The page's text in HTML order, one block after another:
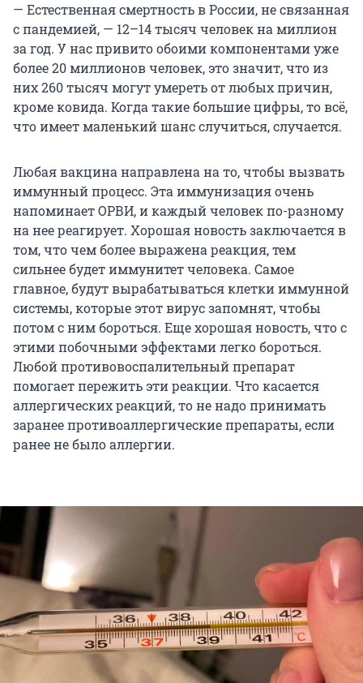
— Естественная смертность в России, не связанная
с пандемией, — 12–14 тысяч человек на миллион
за год. У нас привито обоими компонентами уже
более 20 миллионов человек, это значит, что из
них 260 тысяч могут умереть от любых причин,
кроме ковида. Когда такие большие цифры, то всё,
что имеет маленький шанс случиться, случается.
Любая вакцина направлена на то, чтобы вызвать
иммунный процесс. Эта иммунизация очень
напоминает ОРВИ, и каждый человек по-разному
на нее реагирует. Хорошая новость заключается в
том, что чем более выражена реакция, тем
сильнее будет иммунитет человека. Самое
главное, будут вырабатываться клетки иммунной
системы, которые этот вирус запомнят, чтобы
потом с ним бороться. Еще хорошая новость, что с
этими побочными эффектами легко бороться.
Любой противовоспалительный препарат
помогает пережить эти реакции. Что касается
аллергических реакций, то не надо принимать
заранее противоаллергические препараты, если
ранее не было аллергии.